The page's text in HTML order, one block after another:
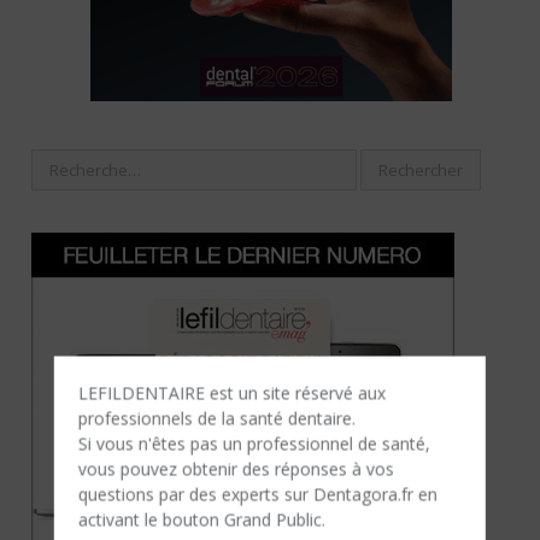
LEFILDENTAIRE est un site réservé aux
professionnels de la santé dentaire.
Si vous n'êtes​ pas un professionnel de santé,
vous pouvez obtenir des réponses à vos
questions par des experts sur Dentagora.fr en
activant le bouton Grand Public.